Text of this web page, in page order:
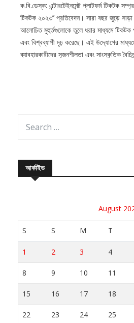
ক.বি.ডেস্ক: এন্টারটেইনমেন্ট প্লাটফর্ম টিকটক
টিকটক ২০২৩’’ প্রতিবেদন। সারা বছর জুড়ে
আলোচিত মুহুর্তগুলোকে তুলে ধরার মাধ্যমে টিকটক
এবং বিশ্বব্যাপী দৃঢ় করেছে। এই উদ্যোগের
ব্যাবহারকারীদের সৃজনশীলতা এবং সাংস্কৃতিক
আর্কাইভ
August
S S M T
1 2 3 4
8 9 10 11
15 16 17 18
22 23 24 25